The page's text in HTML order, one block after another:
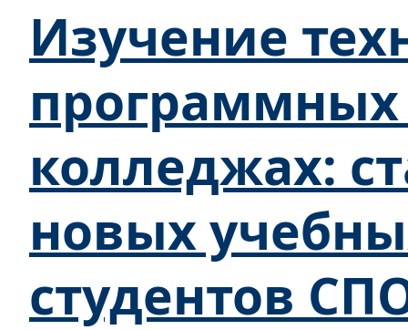
Изучение
программных
колледжах:
новых
студентов